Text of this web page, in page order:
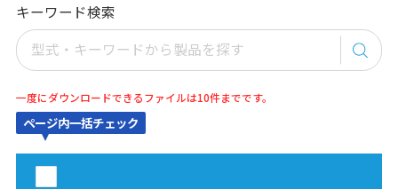
キーワード検索
一度にダウンロードできるファイルは10件までです。
ページ内一括チェック